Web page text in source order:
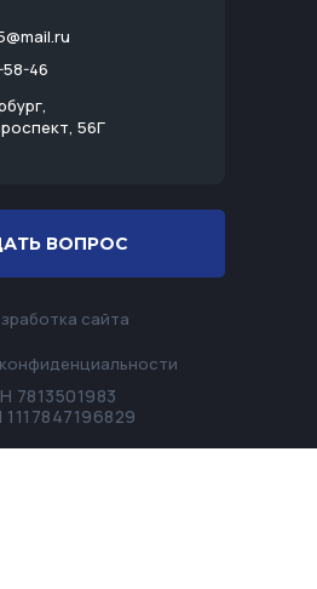
ВОПРОС
сайта
7813501983
46
56Г